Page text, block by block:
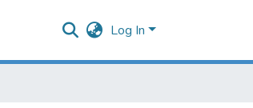
Log In